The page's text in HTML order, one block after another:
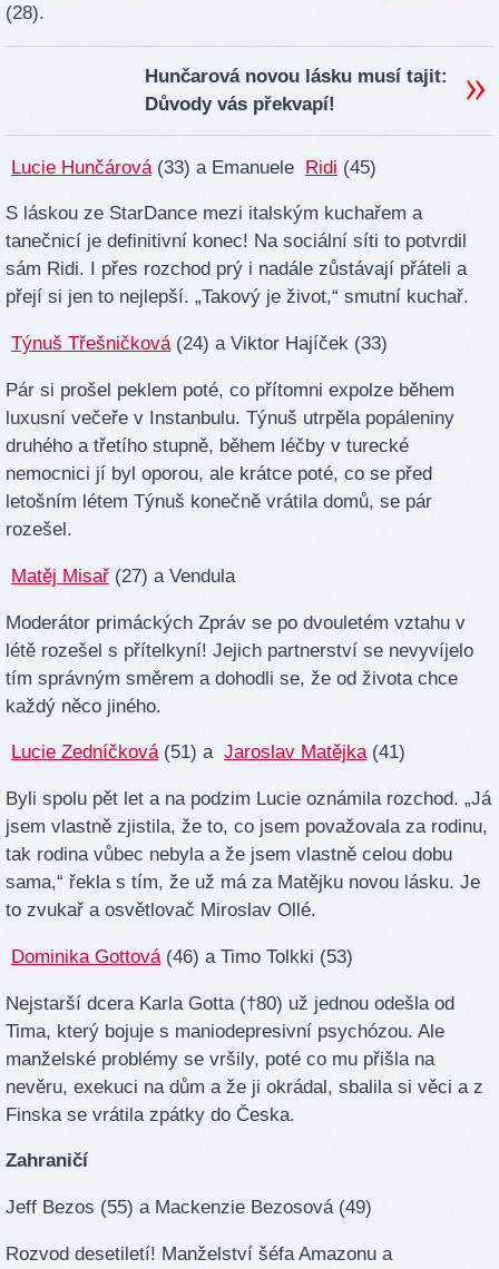
(28).
Hunčarová novou lásku musí tajit:
Důvody vás překvapí!
Lucie Hunčárová (33) a Emanuele Ridi (45)
S láskou ze StarDance mezi italským kuchařem a
tanečnicí je definitivní konec! Na sociální síti to potvrdil
sám Ridi. I přes rozchod prý i nadále zůstávají přáteli a
přejí si jen to nejlepší. „Takový je život,“ smutní kuchař.
Týnuš Třešničková(24) a Viktor Hajíček (33)
Pár si prošel peklem poté, co přítomni expolze během
luxusní večeře v Instanbulu. Týnuš utrpěla popáleniny
druhého a třetího stupně, během léčby v turecké
nemocnici jí byl oporou, ale krátce poté, co se před
letošním létem Týnuš konečně vrátila domů, se pár
rozešel.
Matěj Misař (27) a Vendula
Moderátor primáckých Zpráv se po dvouletém vztahu v
létě rozešel s přítelkyní! Jejich partnerství se nevyvíjelo
tím správným směrem a dohodli se, že od života chce
každý něco jiného.
Lucie Zedníčková(51) a Jaroslav Matějka(41)
Byli spolu pět let a na podzim Lucie oznámila rozchod. „Já
jsem vlastně zjistila, že to, co jsem považovala za rodinu,
tak rodina vůbec nebyla a že jsem vlastně celou dobu
sama,“ řekla s tím, že už má za Matějku novou lásku. Je
to zvukař a osvětlovač Miroslav Ollé.
Dominika Gottová(46) a Timo Tolkki (53)
Nejstarší dcera Karla Gotta (†80) už jednou odešla od
Tima, který bojuje s maniodepresivní psychózou. Ale
manželské problémy se vršily, poté co mu přišla na
nevěru, exekuci na dům a že ji okrádal, sbalila si věci a z
Finska se vrátila zpátky do Česka.
Zahraničí
Jeff Bezos (55) a Mackenzie Bezosová (49)
Rozvod desetiletí! Manželství šéfa Amazonu a